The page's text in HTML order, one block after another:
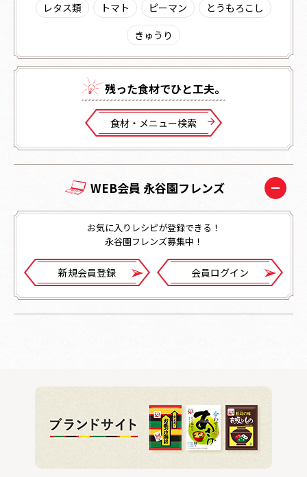
レタス類 トマト ピーマン
とうもろこし
きゅうり
残った⾷材でひと⼯夫。
⾷材・メニュー検索
WEB会員 永谷園フレンズ
お気に入りレシピが登録できる！
永谷園フレンズ募集中！
新規会員登録 会員ログイン